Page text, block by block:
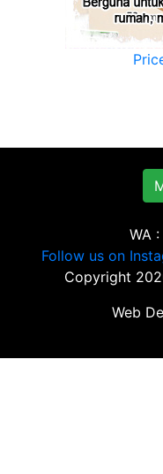
WA
Follow us on
Copyright
Web